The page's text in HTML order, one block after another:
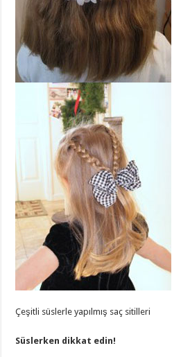
Çeşitli süslerle yapılmış saç sitilleri
Süslerken dikkat edin!